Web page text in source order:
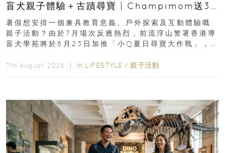
盲犬親子體驗＋古蹟尋寶 | Champimom送3
組免費名額
暑假想安排一個兼具教育意義、戶外探索及互動體驗嘅
親子活動？由於7月場次反應熱烈，前流浮山警署香港導
盲犬學苑將於8月23日加推「小Q夏日尋寶大作戰」，家
7th August, 2026 ｜ In LIFESTYLE / 親子活動